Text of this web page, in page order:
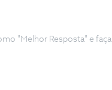
"Melhor Resposta" e faça